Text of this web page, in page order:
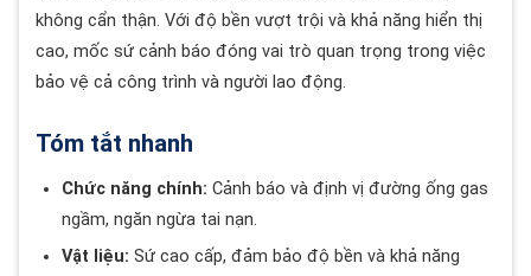
không cẩn thận. Với độ bền vượt trội và khả năng hiển thị
cao, mốc sứ cảnh báo đóng vai trò quan trọng trong việc
bảo vệ cả công trình và người lao động.
Tóm tắt nhanh
Chức năng chính: Cảnh báo và định vị đường ống gas
ngầm, ngăn ngừa tai nạn.
Vật liệu: Sứ cao cấp, đảm bảo độ bền và khả năng